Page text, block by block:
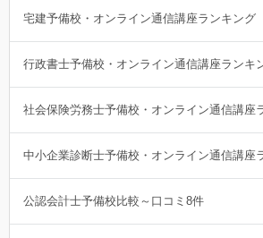
宅建予備校・オンライン通信講座ランキング
行政書士予備校・オンライン通信講座ランキ
社会保険労務士予備校・オンライン通信講座
中小企業診断士予備校・オンライン通信講座
公認会計士予備校比較～口コミ8件